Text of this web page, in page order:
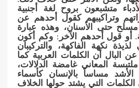
متشبعون بروح لغة أجنبية
وتراكيبهم كقول أحدهم عن
حتى الأسنان، وهذه عبارة
أو قول أحدهم الآخر: وكم أكون
نكهة الفاكهة، والتركيبان
البال أن الكلمات العربية كما
المعاني غامضة الدلالات،
مساساً بالإنسان كأسماء
التي يشتد حولها الخلاف